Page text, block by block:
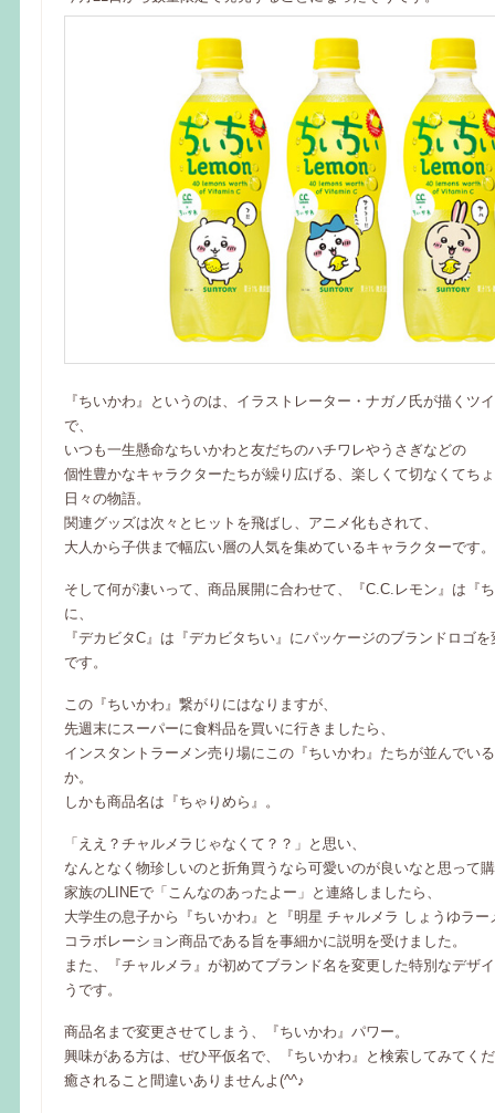
『ちいかわ』というのは、イラストレーター・ナガノ氏が描くツ
で、
いつも一生懸命なちいかわと友だちのハチワレやうさぎなどの
個性豊かなキャラクターたちが繰り広げる、楽しくて切なくてち
日々の物語。
関連グッズは次々とヒットを飛ばし、アニメ化もされて、
大人から子供まで幅広い層の人気を集めているキャラクターです。
そして何が凄いって、商品展開に合わせて、『C.C.レモン』は『
に、
『デカビタC』は『デカビタちい』にパッケージのブランドロゴ
です。
この『ちいかわ』繋がりにはなりますが、
先週末にスーパーに食料品を買いに行きましたら、
インスタントラーメン売り場にこの『ちいかわ』たちが並んでい
か。
しかも商品名は『ちゃりめら』。
「ええ？チャルメラじゃなくて？？」と思い、
なんとなく物珍しいのと折角買うなら可愛いのが良いなと思って
家族のLINEで「こんなのあったよー」と連絡しましたら、
大学生の息子から『ちいかわ』と『明星 チャルメラ しょうゆラー
コラボレーション商品である旨を事細かに説明を受けました。
また、『チャルメラ』が初めてブランド名を変更した特別なデザ
うです。
商品名まで変更させてしまう、『ちいかわ』パワー。
興味がある方は、ぜひ平仮名で、『ちいかわ』と検索してみてく
癒されること間違いありませんよ(^^♪